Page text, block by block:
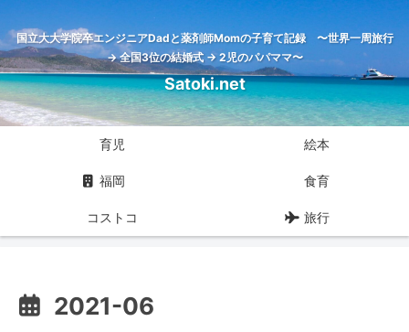
国立大大学院卒エンジニアDadと薬剤師Momの子育て記録 〜世界一周旅行
→ 全国3位の結婚式 → 2児のパパママ〜
Satoki.net
育児 絵本
福岡 食育
コストコ 旅行
2021-06